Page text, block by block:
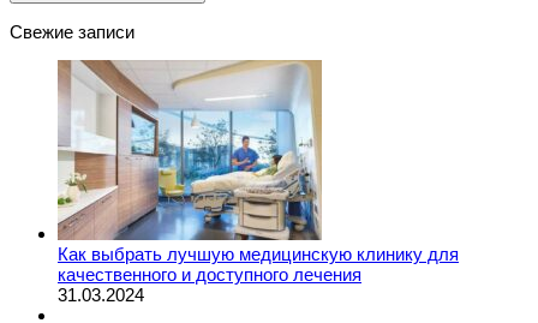
Свежие записи
Как выбрать лучшую медицинскую клинику для
качественного и доступного лечения
31.03.2024